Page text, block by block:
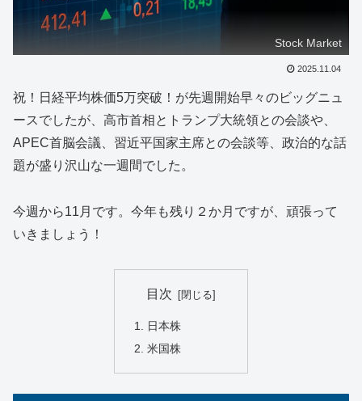
Stock Market
2025.11.04
祝！日経平均株価5万突破！が先週開始早々のビッグニュ
ースでしたが、高市首相とトランプ大統領との会談や、
APEC首脳会議、習近平国家主席との会談等、政治的な話
題が盛り沢山な一週間でした。
今週から11月です。今年も残り２か月ですが、頑張って
いきましょう！
目次
日本株
米国株